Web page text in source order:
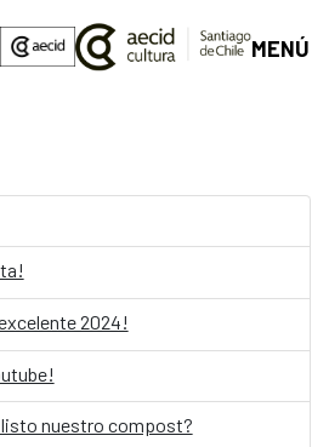
MENÚ
2024!
nuestro compost?